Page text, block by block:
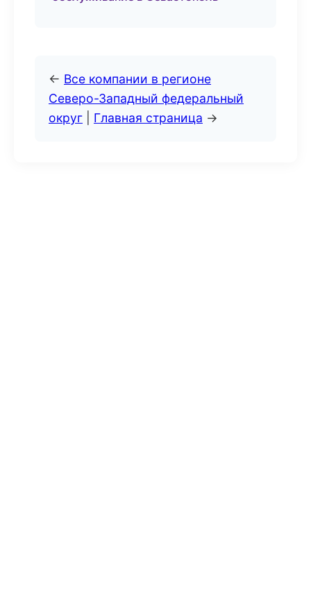
← Все компании в регионе
Северо-Западный федеральный
округ
Главная страница →